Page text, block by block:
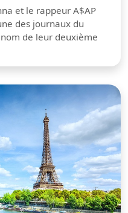
et le rappeur A$AP
des journaux du
de leur deuxième